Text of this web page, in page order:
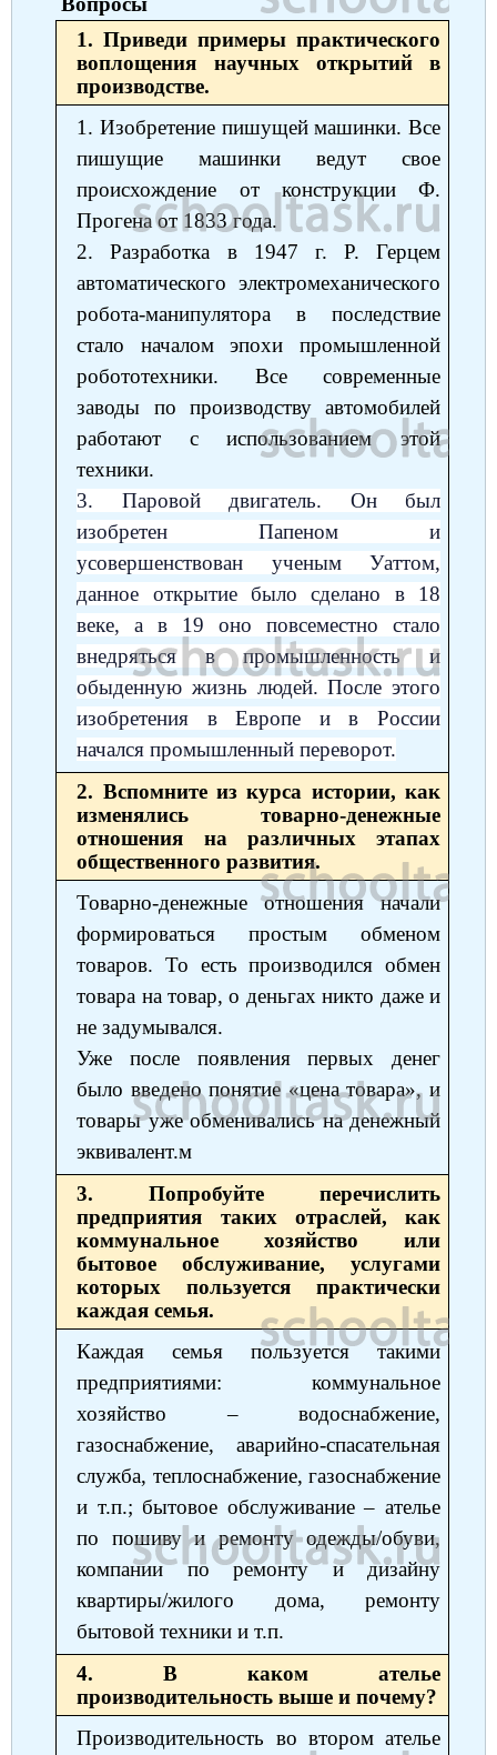
1. Приведи примеры практического
воплощения научных открытий в
производстве.
1. Изобретение пишущей машинки. Все
пишущие машинки ведут свое
происхождение от конструкции Ф.
Прогена от 1833 года.
2. Разработка в 1947 г. Р. Герцем
автоматического электромеханического
робота-манипулятора в последствие
стало началом эпохи промышленной
робототехники. Все современные
заводы по производству автомобилей
работают с использованием этой
техники.
3. Паровой двигатель. Он был
изобретен Папеном и
усовершенствован ученым Уаттом,
данное открытие было сделано в 18
веке, а в 19 оно повсеместно стало
внедряться в промышленность и
обыденную жизнь людей. После этого
изобретения в Европе и в России
начался промышленный переворот.
2. Вспомните из курса истории, как
изменялись товарно-денежные
отношения на различных этапах
общественного развития.
Товарно-денежные отношения начали
формироваться простым обменом
товаров. То есть производился обмен
товара на товар, о деньгах никто даже и
не задумывался.
Уже после появления первых денег
было введено понятие «цена товара», и
товары уже обменивались на денежный
эквивалент.м
3. Попробуйте перечислить
предприятия таких отраслей, как
коммунальное хозяйство или
бытовое обслуживание, услугами
которых пользуется практически
каждая семья.
Каждая семья пользуется такими
предприятиями: коммунальное
хозяйство ‒ водоснабжение,
газоснабжение, аварийно-спасательная
служба, теплоснабжение, газоснабжение
и т.п.; бытовое обслуживание ‒ ателье
по пошиву и ремонту одежды/обуви,
компании по ремонту и дизайну
квартиры/жилого дома, ремонту
бытовой техники и т.п.
4. В каком ателье
производительность выше и почему?
Производительность во втором ателье